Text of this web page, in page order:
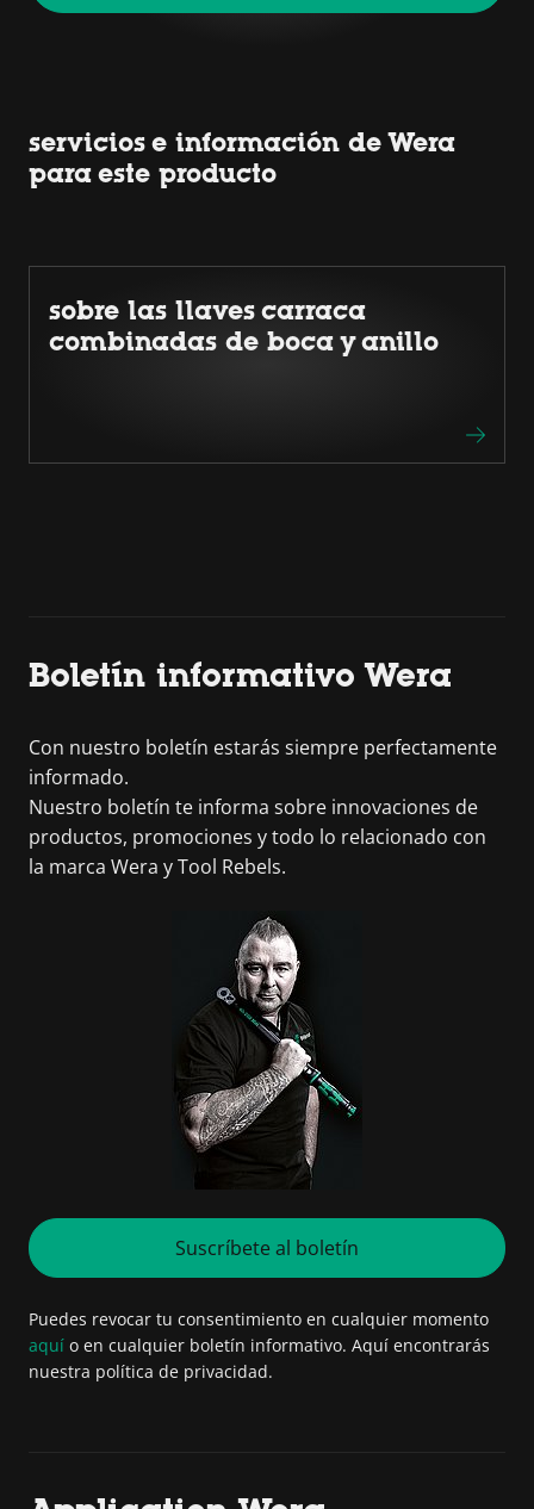
servicios e información de Wera
para este producto
sobre las llaves carraca
combinadas de boca y anillo
Boletín informativo Wera
Con nuestro boletín estarás siempre perfectamente
informado.
Nuestro boletín te informa sobre innovaciones de
productos, promociones y todo lo relacionado con
la marca Wera y Tool Rebels.
Suscríbete al boletín
Puedes revocar tu consentimiento en cualquier momento
aquí o en cualquier boletín informativo. Aquí encontrarás
nuestra política de privacidad.